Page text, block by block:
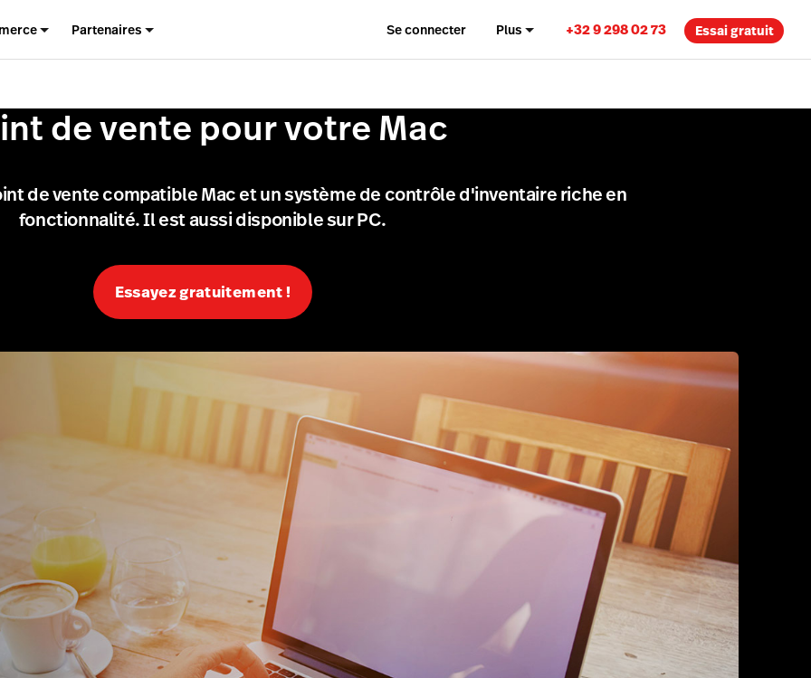
Partenaires Se connecter Plus +32 9 298 02 73 Essai gratuit
de vente pour votre Mac
de vente compatible Mac et un système de contrôle d'inventaire riche en
fonctionnalité. Il est aussi disponible sur PC.
Essayez gratuitement !